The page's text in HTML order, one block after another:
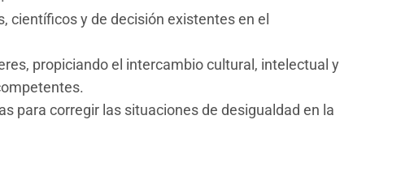
científicos y de decisión existentes en el
propiciando el intercambio cultural, intelectual y
para corregir las situaciones de desigualdad en la